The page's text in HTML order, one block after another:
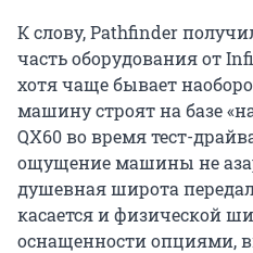
К слову, Pathfinder
часть оборудования от
хотя чаще бывает
машину строят на базе
QX60 во время тест-
ощущение машины не
душевная широта
касается и физической
оснащенности опциями,